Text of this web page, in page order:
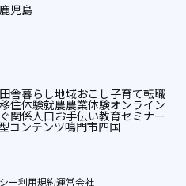
鹿児島
田舎暮らし地域おこし子育て転職
移住体験就農農業体験オンライン
関係人口お手伝い教育セミナー
コンテンツ鳴門市四国
ー利用規約運営会社